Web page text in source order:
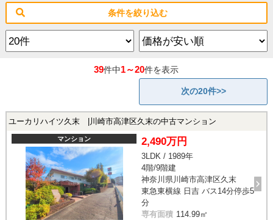
条件を絞り込む
39件中1～20件を表示
次の20件>>
ユーカリハイツ久末 |川崎市高津区久末の中古マンション
マンション 2,490万円
3LDK / 1989年
4階/9階建
神奈川県川崎市高津区久末
東急東横線 日吉 バス14分停歩5
分
専有面積 114.99㎡